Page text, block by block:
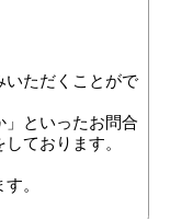
いただくことがで
」といったお問合
ております。
。